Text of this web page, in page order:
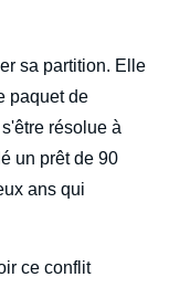
sa partition. Elle
paquet de
résolue à
un prêt de 90
ans qui
ce conflit